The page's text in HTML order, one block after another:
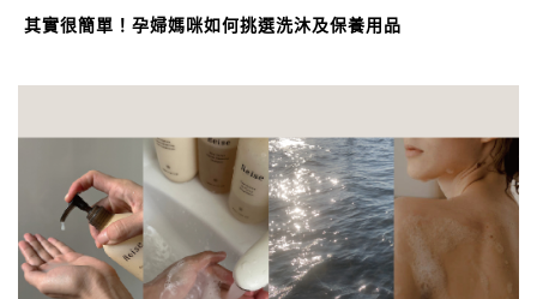
其實很簡單！孕婦媽咪如何挑選洗沐及保養用品